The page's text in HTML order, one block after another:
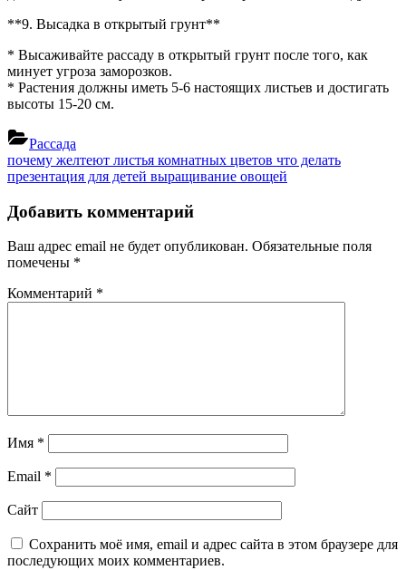
**9. Высадка в открытый грунт**
* Высаживайте рассаду в открытый грунт после того, как
минует угроза заморозков.
* Растения должны иметь 5-6 настоящих листьев и достигать
высоты 15-20 см.
Рассада
Навигация
по
записям
Previous
Post:
почему желтеют листья комнатных цветов что делать
Next
презентация для детей выращивание овощей
Добавить комментарий
Ваш адрес email не будет опубликован. Обязательные поля
помечены *
Комментарий *
Имя *
Email *
Сайт
Сохранить моё имя, email и адрес сайта в этом браузере для
последующих моих комментариев.